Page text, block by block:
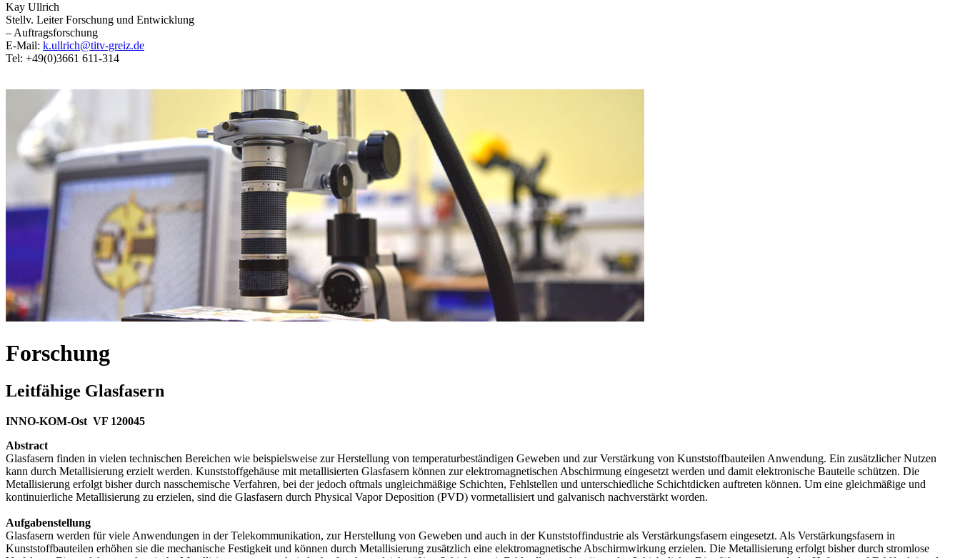
Kay Ullrich
Stellv. Leiter Forschung und Entwicklung
– Auftragsforschung
E-Mail: k.ullrich@titv-greiz.de
Tel: +49(0)3661 611-314
Forschung
Leitfähige Glasfasern
INNO-KOM-Ost VF 120045
Abstract
Glasfasern finden in vielen technischen Bereichen wie beispielsweise zur Herstellung von temperaturbeständigen Geweben und zur Verstärkung von Kunststoffbauteilen Anwendung. Ein zusätzlicher Nutzen
kann durch Metallisierung erzielt werden. Kunststoffgehäuse mit metallisierten Glasfasern können zur elektromagnetischen Abschirmung eingesetzt werden und damit elektronische Bauteile schützen. Die
Metallisierung erfolgt bisher durch nasschemische Verfahren, bei der jedoch oftmals ungleichmäßige Schichten, Fehlstellen und unterschiedliche Schichtdicken auftreten können. Um eine gleichmäßige und
kontinuierliche Metallisierung zu erzielen, sind die Glasfasern durch Physical Vapor Deposition (PVD) vormetallisiert und galvanisch nachverstärkt worden.
Aufgabenstellung
Glasfasern werden für viele Anwendungen in der Telekommunikation, zur Herstellung von Geweben und auch in der Kunststoffindustrie als Verstärkungsfasern eingesetzt. Als Verstärkungsfasern in
Kunststoffbauteilen erhöhen sie die mechanische Festigkeit und können durch Metallisierung zusätzlich eine elektromagnetische Abschirmwirkung erzielen. Die Metallisierung erfolgt bisher durch stromlose